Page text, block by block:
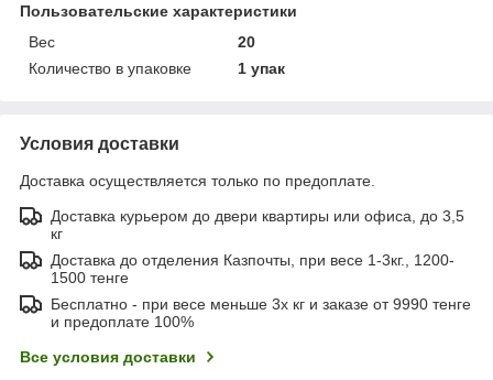
Пользовательские характеристики
Вес
20
Количество в упаковке
1 упак
Условия доставки
Доставка осуществляется только по предоплате.
Доставка курьером до двери квартиры или офиса, до 3,5
кг
Доставка до отделения Казпочты, при весе 1-3кг., 1200-
1500 тенге
Бесплатно - при весе меньше 3х кг и заказе от 9990 тенге
и предоплате 100%
Все условия доставки